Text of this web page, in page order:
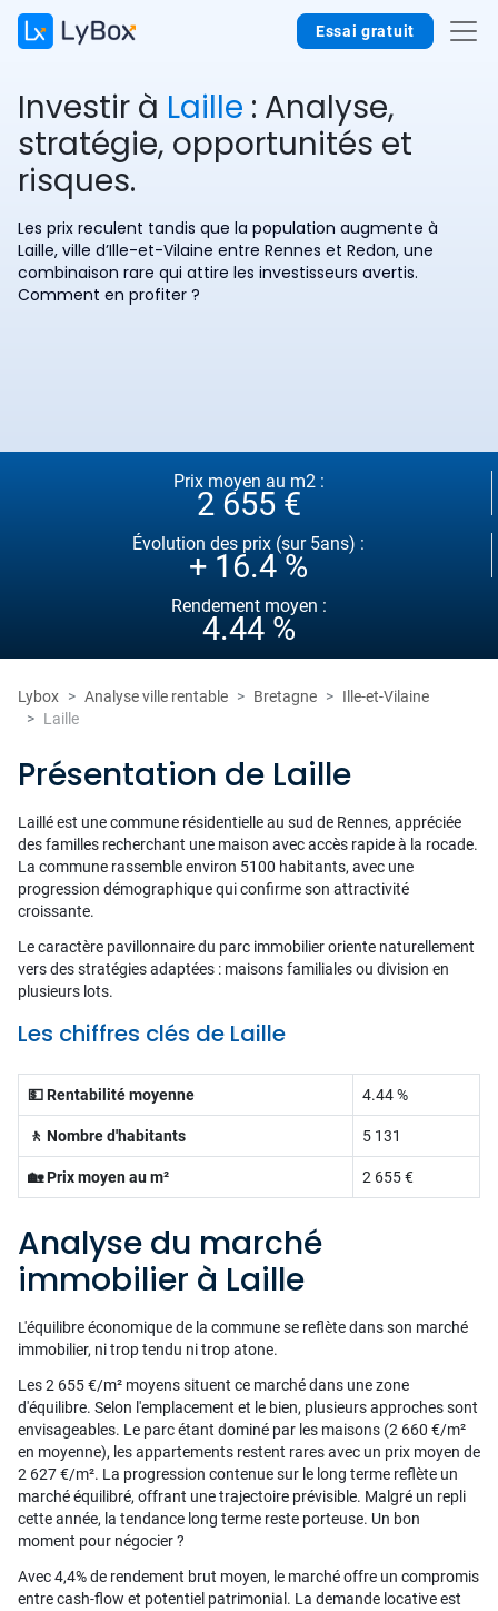
Essai gratuit
Investir à Laille : Analyse,
stratégie, opportunités et
risques.
Les prix reculent tandis que la population augmente à
Laille, ville d’Ille-et-Vilaine entre Rennes et Redon, une
combinaison rare qui attire les investisseurs avertis.
Comment en profiter ?
Prix moyen au m2 :
2 655 €
Évolution des prix (sur 5ans) :
+ 16.4 %
Rendement moyen :
4.44 %
Lybox Analyse ville rentable Bretagne
Ille-et-Vilaine
Laille
Présentation de Laille
Laillé est une commune résidentielle au sud de Rennes, appréciée
des familles recherchant une maison avec accès rapide à la rocade.
La commune rassemble environ 5100 habitants, avec une
progression démographique qui confirme son attractivité
croissante.
Le caractère pavillonnaire du parc immobilier oriente naturellement
vers des stratégies adaptées : maisons familiales ou division en
plusieurs lots.
Les chiffres clés de Laille
💵 Rentabilité moyenne 4.44 %
🚶 Nombre d'habitants 5 131
🏡 Prix moyen au m² 2 655 €
Analyse du marché
immobilier à Laille
L'équilibre économique de la commune se reflète dans son marché
immobilier, ni trop tendu ni trop atone.
Les 2 655 €/m² moyens situent ce marché dans une zone
d'équilibre. Selon l'emplacement et le bien, plusieurs approches sont
envisageables. Le parc étant dominé par les maisons (2 660 €/m²
en moyenne), les appartements restent rares avec un prix moyen de
2 627 €/m². La progression contenue sur le long terme reflète un
marché équilibré, offrant une trajectoire prévisible. Malgré un repli
cette année, la tendance long terme reste porteuse. Un bon
moment pour négocier ?
Avec 4,4% de rendement brut moyen, le marché offre un compromis
entre cash-flow et potentiel patrimonial. La demande locative est